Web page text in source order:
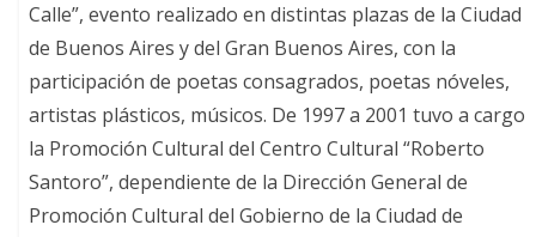
Calle”, evento realizado en distintas plazas de la Ciudad
de Buenos Aires y del Gran Buenos Aires, con la
participación de poetas consagrados, poetas nóveles,
artistas plásticos, músicos. De 1997 a 2001 tuvo a cargo
la Promoción Cultural del Centro Cultural “Roberto
Santoro”, dependiente de la Dirección General de
Promoción Cultural del Gobierno de la Ciudad de